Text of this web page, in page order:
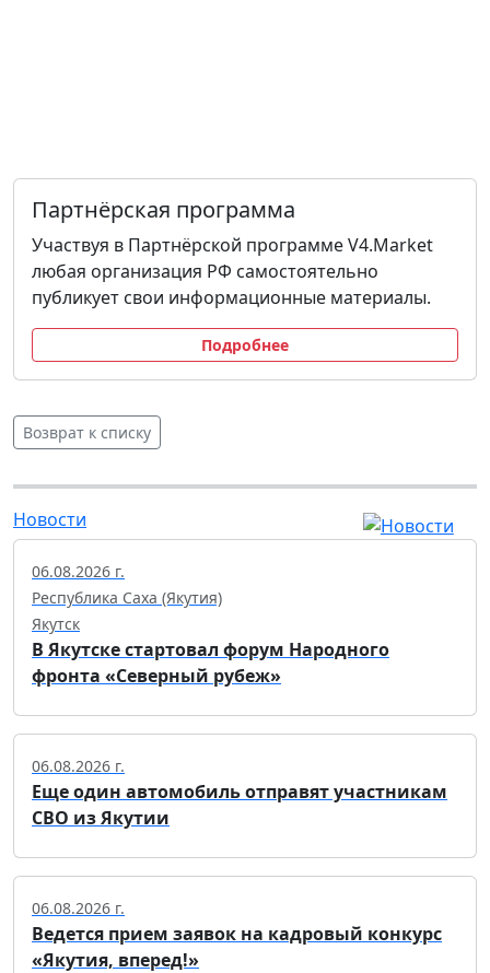
Партнёрская программа
Участвуя в Партнёрской программе V4.Market
любая организация РФ самостоятельно
публикует свои информационные материалы.
Подробнее
Возврат к списку
Новости
06.08.2026 г.
Республика Саха (Якутия)
Якутск
В Якутске стартовал форум Народного
фронта «Северный рубеж»
06.08.2026 г.
Еще один автомобиль отправят участникам
СВО из Якутии
06.08.2026 г.
Ведется прием заявок на кадровый конкурс
«Якутия, вперед!»